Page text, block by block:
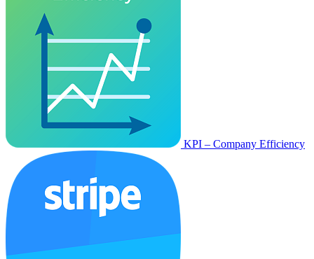
KPI – Company Efficiency